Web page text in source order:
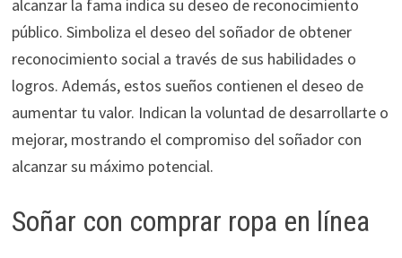
alcanzar la fama indica su deseo de reconocimiento
público. Simboliza el deseo del soñador de obtener
reconocimiento social a través de sus habilidades o
logros. Además, estos sueños contienen el deseo de
aumentar tu valor. Indican la voluntad de desarrollarte o
mejorar, mostrando el compromiso del soñador con
alcanzar su máximo potencial.
Soñar con comprar ropa en línea